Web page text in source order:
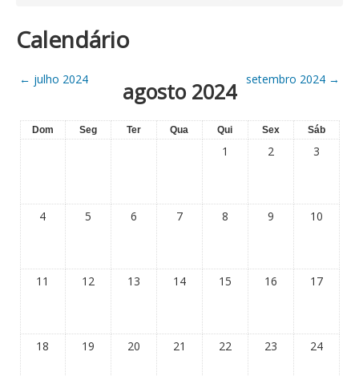
Calendário
← julho 2024 agosto 2024 setembro 2024 →
Dom Seg Ter Qua Qui Sex Sáb
1 2 3
4 5 6 7 8 9 10
11 12 13 14 15 16 17
18 19 20 21 22 23 24